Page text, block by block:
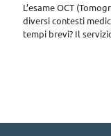
L’esame OCT
diversi contesti
tempi brevi? Il